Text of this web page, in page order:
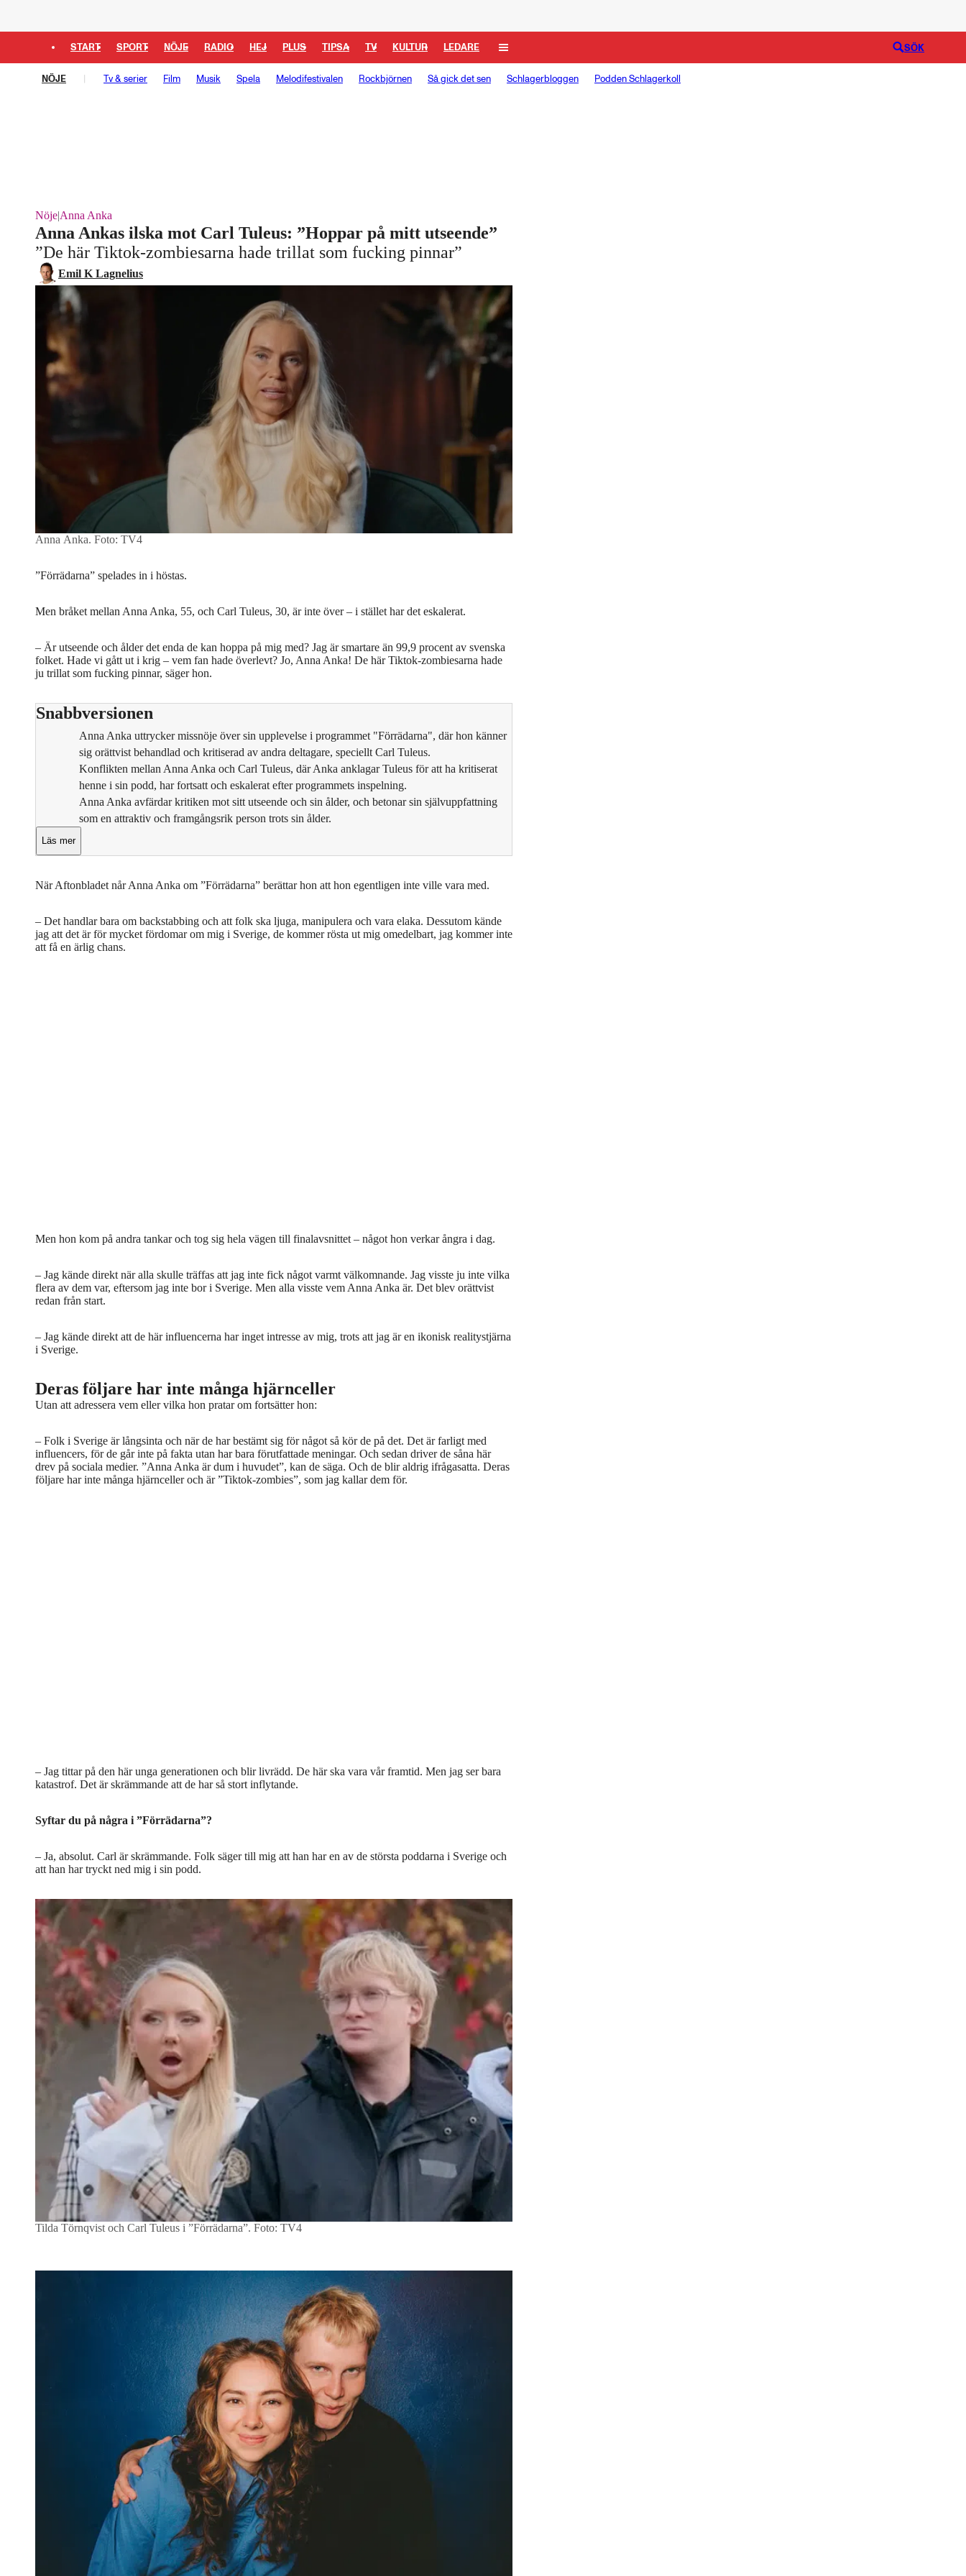
START SPORT NÖJE RADIO HEJ PLUS TIPSA TV KULTUR LEDARE SÖK
NÖJE Tv & serier Film Musik Spela Melodifestivalen Rockbjörnen Så gick det sen Schlagerbloggen Podden Schlagerkoll
Nöje|Anna Anka
Anna Ankas ilska mot Carl Tuleus: ”Hoppar på mitt utseende”
”De här Tiktok-zombiesarna hade trillat som fucking pinnar”
Emil K Lagnelius
Anna Anka. Foto: TV4
”Förrädarna” spelades in i höstas.
Men bråket mellan Anna Anka, 55, och Carl Tuleus, 30, är inte över – i stället har det eskalerat.
– Är utseende och ålder det enda de kan hoppa på mig med? Jag är smartare än 99,9 procent av svenska
folket. Hade vi gått ut i krig – vem fan hade överlevt? Jo, Anna Anka! De här Tiktok-zombiesarna hade
ju trillat som fucking pinnar, säger hon.
Snabbversionen
Anna Anka uttrycker missnöje över sin upplevelse i programmet "Förrädarna", där hon känner
sig orättvist behandlad och kritiserad av andra deltagare, speciellt Carl Tuleus.
Konflikten mellan Anna Anka och Carl Tuleus, där Anka anklagar Tuleus för att ha kritiserat
henne i sin podd, har fortsatt och eskalerat efter programmets inspelning.
Anna Anka avfärdar kritiken mot sitt utseende och sin ålder, och betonar sin självuppfattning
som en attraktiv och framgångsrik person trots sin ålder.
Läs mer
När Aftonbladet når Anna Anka om ”Förrädarna” berättar hon att hon egentligen inte ville vara med.
– Det handlar bara om backstabbing och att folk ska ljuga, manipulera och vara elaka. Dessutom kände
jag att det är för mycket fördomar om mig i Sverige, de kommer rösta ut mig omedelbart, jag kommer inte
att få en ärlig chans.
Men hon kom på andra tankar och tog sig hela vägen till finalavsnittet – något hon verkar ångra i dag.
– Jag kände direkt när alla skulle träffas att jag inte fick något varmt välkomnande. Jag visste ju inte vilka
flera av dem var, eftersom jag inte bor i Sverige. Men alla visste vem Anna Anka är. Det blev orättvist
redan från start.
– Jag kände direkt att de här influencerna har inget intresse av mig, trots att jag är en ikonisk realitystjärna
i Sverige.
Deras följare har inte många hjärnceller
Utan att adressera vem eller vilka hon pratar om fortsätter hon:
– Folk i Sverige är långsinta och när de har bestämt sig för något så kör de på det. Det är farligt med
influencers, för de går inte på fakta utan har bara förutfattade meningar. Och sedan driver de såna här
drev på sociala medier. ”Anna Anka är dum i huvudet”, kan de säga. Och de blir aldrig ifrågasatta. Deras
följare har inte många hjärnceller och är ”Tiktok-zombies”, som jag kallar dem för.
– Jag tittar på den här unga generationen och blir livrädd. De här ska vara vår framtid. Men jag ser bara
katastrof. Det är skrämmande att de har så stort inflytande.
Syftar du på några i ”Förrädarna”?
– Ja, absolut. Carl är skrämmande. Folk säger till mig att han har en av de största poddarna i Sverige och
att han har tryckt ned mig i sin podd.
Tilda Törnqvist och Carl Tuleus i ”Förrädarna”. Foto: TV4